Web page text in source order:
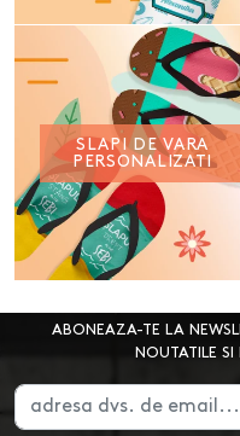
SLAPI DE VARA
PERSONALIZATI
ABONEAZA-TE LA
NOUTATILE